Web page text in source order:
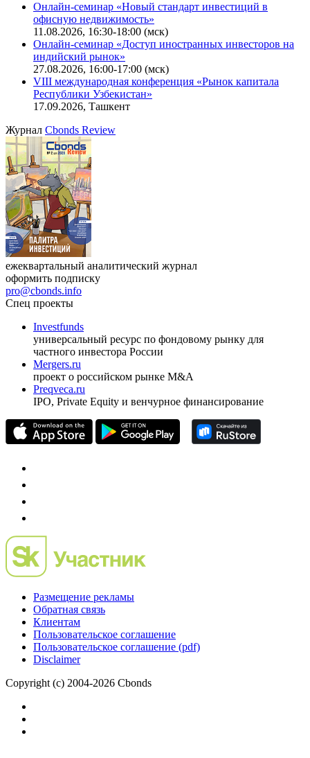
Онлайн-семинар «Новый стандарт инвестиций в
офисную недвижимость»
11.08.2026, 16:30-18:00 (мск)
Онлайн-семинар «Доступ иностранных инвесторов на
индийский рынок»
27.08.2026, 16:00-17:00 (мск)
VIII международная конференция «Рынок капитала
Республики Узбекистан»
17.09.2026, Ташкент
Журнал Cbonds Review
ежеквартальный аналитический журнал
оформить подписку
pro@cbonds.info
Спец проекты
Investfunds
универсальный ресурс по фондовому рынку для
частного инвестора России
Mergers.ru
проект о российском рынке M&A
Preqveca.ru
IPO, Private Equity и венчурное финансирование
Размещение рекламы
Обратная связь
Клиентам
Пользовательское соглашение
Пользовательское соглашение (pdf)
Disclaimer
Copyright (c) 2004-2026 Cbonds